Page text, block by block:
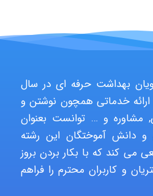
aghajari vahid
Poubakhtiari
بهداشت حرفه ای در سال
و با ارائه خدماتی همچون نوشتن و
و … توانست بعنوان
و دانش آموختگان این رشته
می کند که با بکار بردن بروز
و کاربران محترم را فراهم